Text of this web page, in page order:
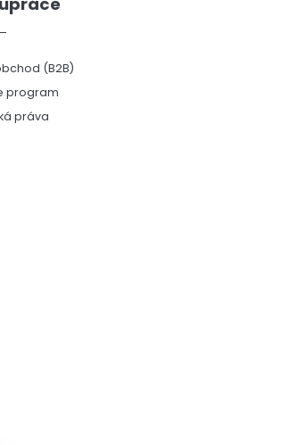
(B2B)
program
práva